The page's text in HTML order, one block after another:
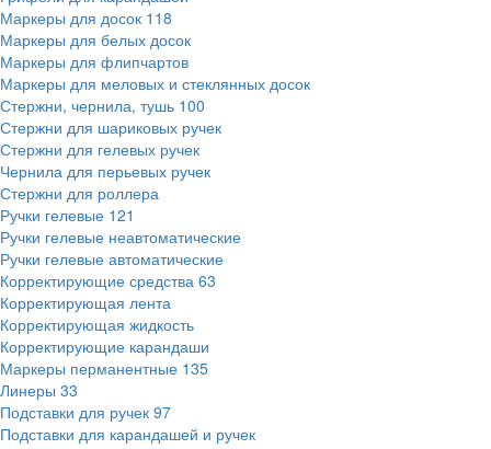
Маркеры для досок 118
Маркеры для белых досок
Маркеры для флипчартов
Маркеры для меловых и стеклянных досок
Стержни, чернила, тушь 100
Стержни для шариковых ручек
Стержни для гелевых ручек
Чернила для перьевых ручек
Стержни для роллера
Ручки гелевые 121
Ручки гелевые неавтоматические
Ручки гелевые автоматические
Корректирующие средства 63
Корректирующая лента
Корректирующая жидкость
Корректирующие карандаши
Маркеры перманентные 135
Линеры 33
Подставки для ручек 97
Подставки для карандашей и ручек